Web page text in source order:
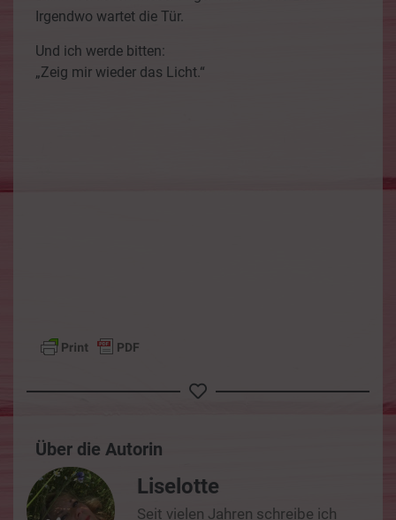
Irgendwo wartet die Tür.
Und ich werde bitten:
„Zeig mir wieder das Licht.“
Über die Autorin
Liselotte
Seit vielen Jahren schreibe ich